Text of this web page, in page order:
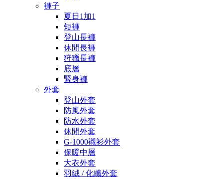
褲子
夏日1加1
短褲
登山長褲
休閒長褲
狩獵長褲
底層
緊身褲
外套
登山外套
防風外套
防水外套
休閒外套
G-1000襯衫外套
保暖中層
大衣外套
羽絨 / 化纖外套